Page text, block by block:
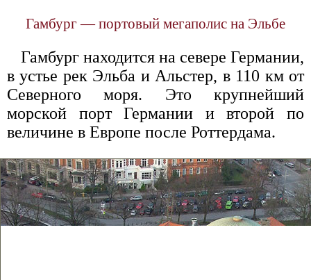
Гамбург — портовый мегаполис на Эльбе
Гамбург находится на севере Германии,
в устье рек Эльба и Альстер, в 110 км от
Северного моря. Это крупнейший
морской порт Германии и второй по
величине в Европе после Роттердама.